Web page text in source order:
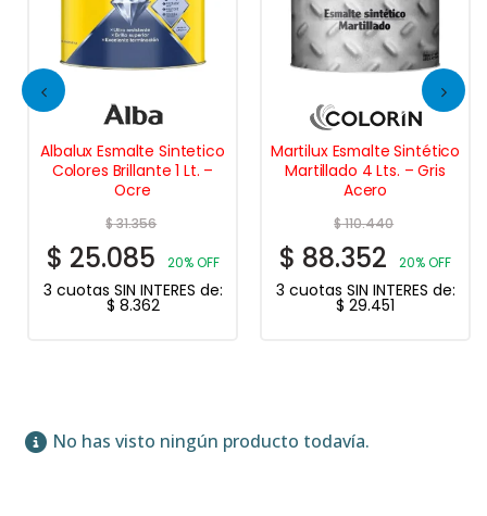
Albalux Esmalte Sintetico
Colores Brillante 1 Lt. –
Ocre
$31.356
$ 25.085 20% OFF
3 cuotas SIN INTERES de:
$ 8.362
Martilux Esmalte Sintético
Martillado 4 Lts. – Gris
Acero
$110.440
$ 88.352 20% OFF
3 cuotas SIN INTERES de:
$ 29.451
No has visto ningún producto todavía.